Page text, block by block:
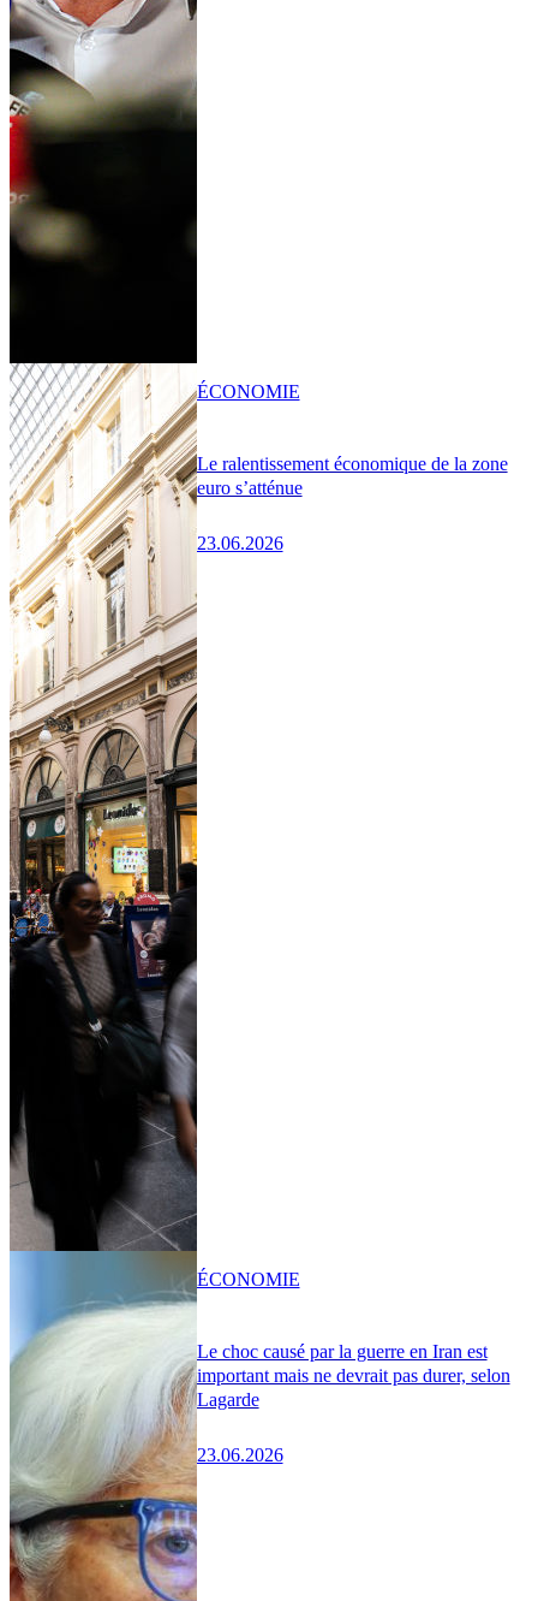
Le ralentissement économique de la zone
euro s’atténue
23.06.2026
ÉCONOMIE
Le choc causé par la guerre en Iran est
important mais ne devrait pas durer, selon
Lagarde
23.06.2026
ÉCONOMIE